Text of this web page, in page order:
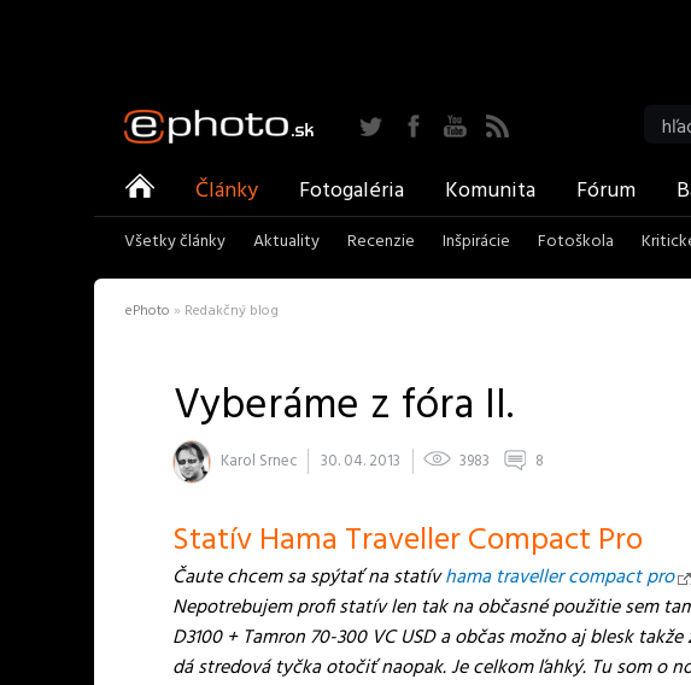
TwitterFacebookYouTube
ePhoto
Články
Všetky články Aktuality Recenzie Inšpirácie Fotoškola
Fotogaléria Komunita Fórum
ePhoto » Redakčný blog
Vyberáme z fóra II.
Karol Srnec 30. 04. 2013 3983 8
Statív Hama Traveller Compact Pro
Čaute chcem sa spýtať na statívhama traveller compact pro
Nepotrebujem profi statív len tak na občasné použitie sem
D3100 + Tamron 70-300 VC USD a občas možno aj blesk
dá stredová tyčka otočiť naopak. Je celkom ľahký. Tu som o